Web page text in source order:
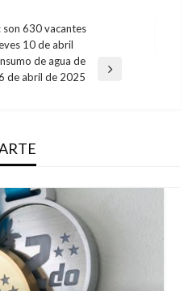
son 630 vacantes
10 de abril
de agua de
de abril de 2025